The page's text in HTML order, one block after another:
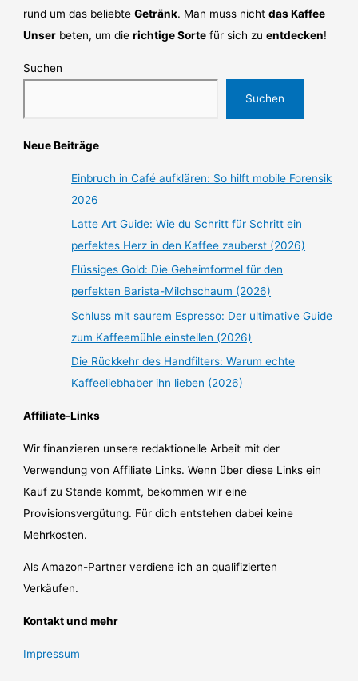
rund um das beliebteGetränk. Man muss nichtdas Kaffee
Unser beten, um dierichtige Sorte für sich zuentdecken!
Suchen
Suchen
Neue Beiträge
Einbruch in Café aufklären: So hilft mobile Forensik
2026
Latte Art Guide: Wie du Schritt für Schritt ein
perfektes Herz in den Kaffee zauberst (2026)
Flüssiges Gold: Die Geheimformel für den
perfekten Barista-Milchschaum (2026)
Schluss mit saurem Espresso: Der ultimative Guide
zum Kaffeemühle einstellen (2026)
Die Rückkehr des Handfilters: Warum echte
Kaffeeliebhaber ihn lieben (2026)
Affiliate-Links
Wir finanzieren unsere redaktionelle Arbeit mit der
Verwendung von Affiliate Links. Wenn über diese Links ein
Kauf zu Stande kommt, bekommen wir eine
Provisionsvergütung. Für dich entstehen dabei keine
Mehrkosten.
Als Amazon-Partner verdiene ich an qualifizierten
Verkäufen.
Kontakt und mehr
Impressum